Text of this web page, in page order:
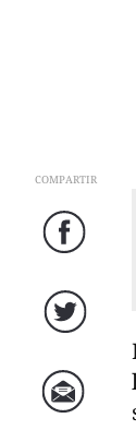
COMPARTIR
Facebook
Twitter
Correo